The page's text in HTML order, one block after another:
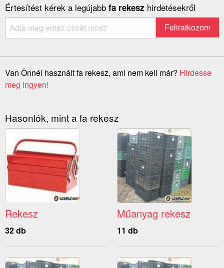
Értesítést kérek a legújabb fa rekesz hirdetésekről
Van Önnél használt fa rekesz, ami nem kell már? Hirdesse
meg ingyen!
Hasonlók, mint a fa rekesz
Rekesz
32 db
Műanyag rekesz
11 db